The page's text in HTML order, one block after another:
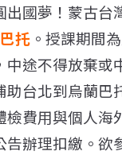
出國夢！蒙古台
托 。授課期間
中途不得放棄
助台北到烏蘭
檢費用與個人
告辦理扣繳。